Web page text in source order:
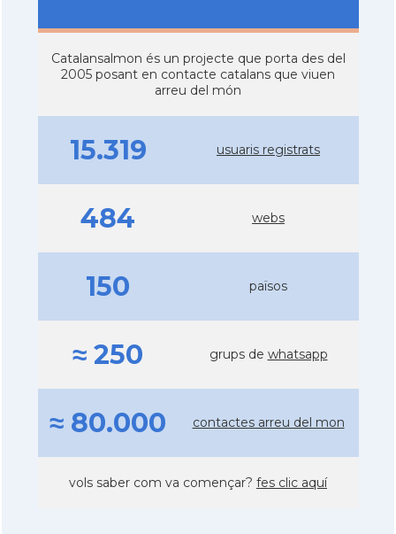
Catalansalmon és un projecte que porta des del
2005 posant en contacte catalans que viuen
arreu del món
15.319 usuaris registrats
484 webs
150 països
≈ 250 grups de whatsapp
≈ 80.000 contactes arreu del mon
vols saber com va començar? fes clic aquí